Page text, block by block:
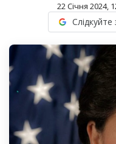
22 Січня 2024,